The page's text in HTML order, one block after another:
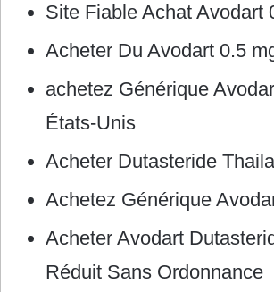
Site Fiable Achat Avodart
Acheter Du Avodart 0.5
achetez Générique
États-Unis
Acheter Dutasteride
Achetez Générique
Acheter Avodart
Réduit Sans Ordonnance